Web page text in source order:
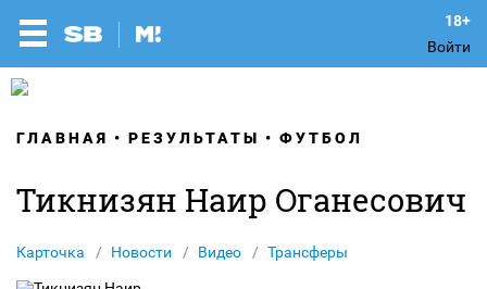
Войти
ГЛАВНАЯ РЕЗУЛЬТАТЫ ФУТБОЛ
Тикнизян Наир Оганесович
Карточка Новости Видео Трансферы